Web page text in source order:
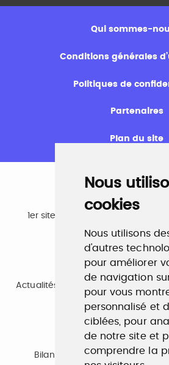
Nous
cookies
Nous utilisons
d'autres
pour améliorer
de navigation
pour vous
personnalisé et
ciblées, pour
de notre site et
comprendre la
Qui sommes-
Conditions générales
Politiques de
Partenaires
Plan du site
Emploi
1er site emploi du secteur
Formation
Actualités, guide et annuaire des
de la culture.
www.profilculture-
Accompagnement
Bilan de compétences,